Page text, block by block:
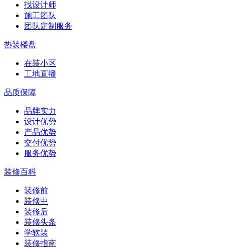
找设计师
施工团队
团队定制服务
热装楼盘
在装小区
工地直播
品质保障
品牌实力
设计优势
产品优势
交付优势
服务优势
装修百科
装修前
装修中
装修后
装修头条
学软装
装修指南